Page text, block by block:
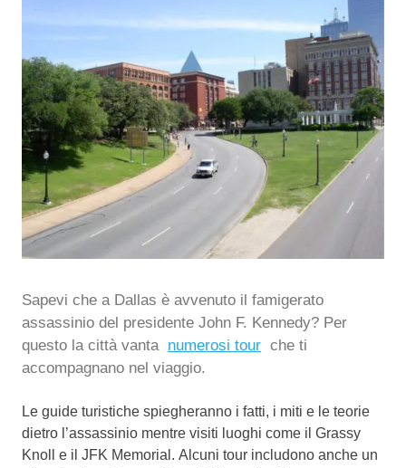
Sapevi che a Dallas è avvenuto il famigerato
assassinio del presidente John F. Kennedy? Per
questo la città vanta numerosi tour che ti
accompagnano nel viaggio.
Le guide turistiche spiegheranno i fatti, i miti e le teorie
dietro l’assassinio mentre visiti luoghi come il Grassy
Knoll e il JFK Memorial. Alcuni tour includono anche un